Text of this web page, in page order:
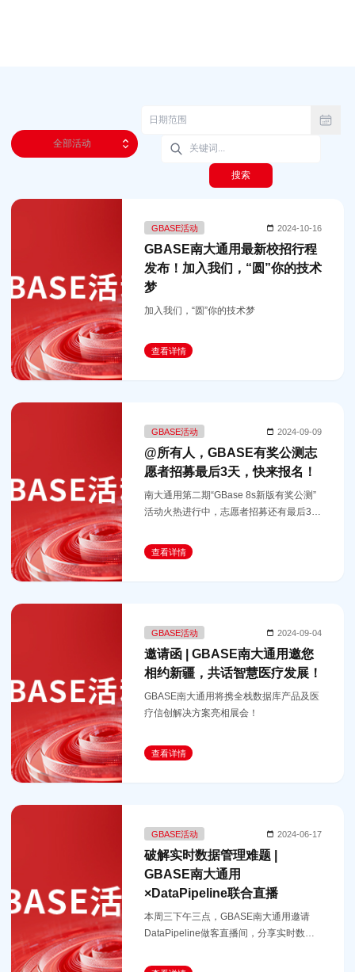
全部活动
搜索
GBASE活动 2024-10-16
GBASE南大通用最新校招行程
发布！加入我们，“圆”你的技术
梦
加入我们，“圆”你的技术梦
查看详情
GBASE活动 2024-09-09
@所有人，GBASE有奖公测志
愿者招募最后3天，快来报名！
南大通用第二期“GBase 8s新版有奖公测”
活动火热进行中，志愿者招募还有最后3
查看详情
GBASE活动 2024-09-04
邀请函 | GBASE南大通用邀您
相约新疆，共话智慧医疗发展！
GBASE南大通用将携全栈数据库产品及医
疗信创解决方案亮相展会！
查看详情
GBASE活动 2024-06-17
破解实时数据管理难题 |
GBASE南大通用
×DataPipeline联合直播
本周三下午三点，GBASE南大通用邀请
DataPipeline做客直播间，分享实时数据
数据资源的互联互通。